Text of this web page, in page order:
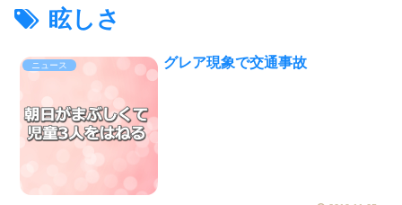
眩しさ
ニュース グレア現象で交通事故